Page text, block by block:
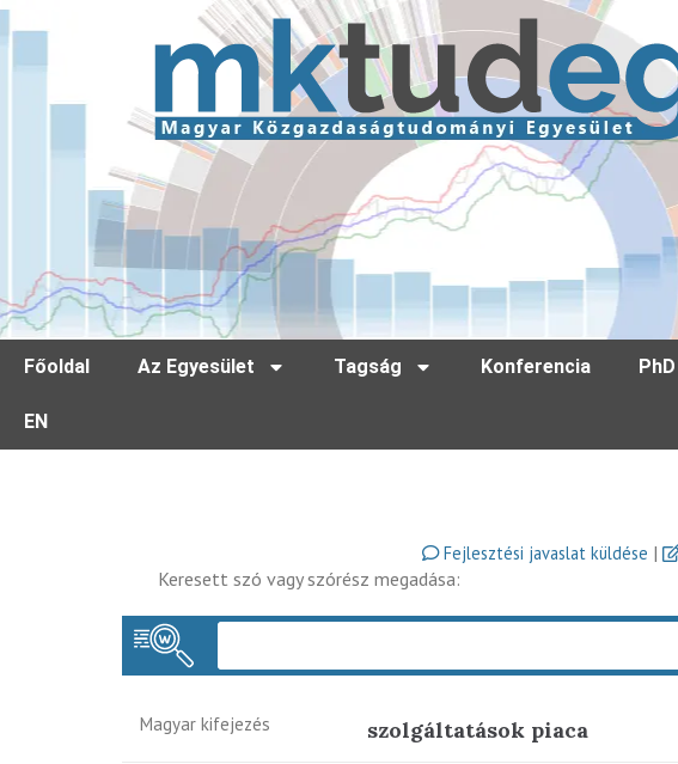
Főoldal Az Egyesület Tagság Konferencia
EN
Fejlesztési javaslat küldése |
Keresett szó vagy szórész megadása:
Magyar kifejezés szolgáltatások piaca